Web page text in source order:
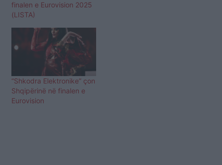
finalen e Eurovision 2025
(LISTA)
“Shkodra Elektronike” çon
Shqipërinë në finalen e
Eurovision